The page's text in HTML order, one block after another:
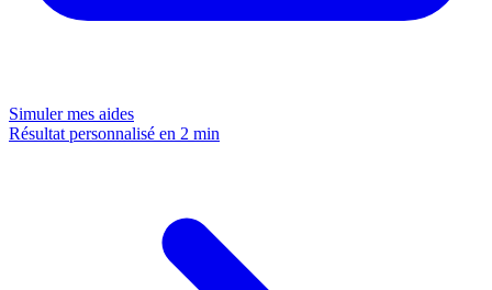
Simuler mes aides
Résultat personnalisé en 2 min